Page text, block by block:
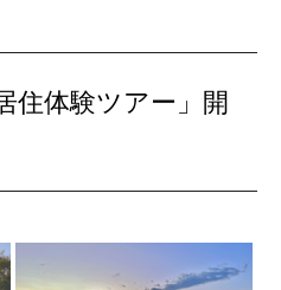
住体験ツアー」開